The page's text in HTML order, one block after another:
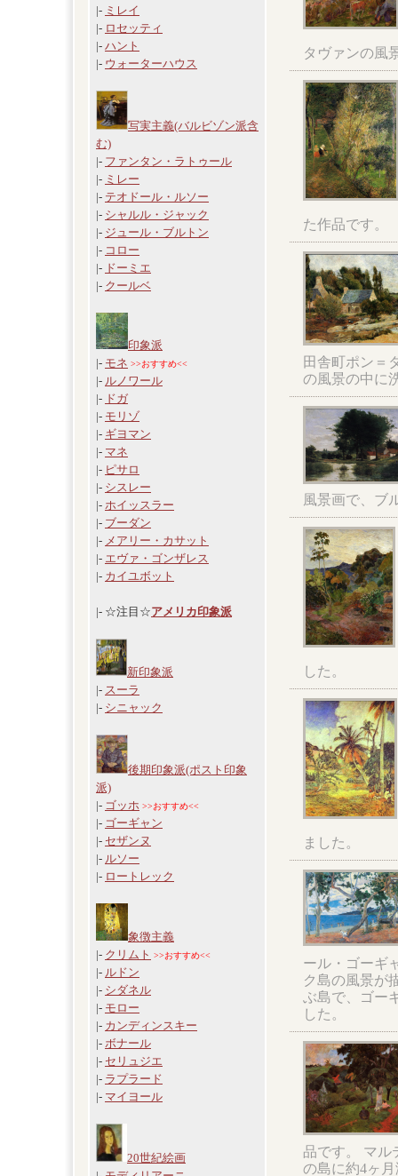
|- ミレイ
|- ロセッティ
|- ハント
|- ウォーターハウス
写実主義(バルビゾン派含
む)
|- ファンタン・ラトゥール
|- ミレー
|- テオドール・ルソー
|- シャルル・ジャック
|- ジュール・ブルトン
|- コロー
|- ドーミエ
|- クールベ
印象派
|- モネ >>おすすめ<<
|- ルノワール
|- ドガ
|- モリゾ
|- ギヨマン
|- マネ
|- ピサロ
|- シスレー
|- ホイッスラー
|- ブーダン
|- メアリー・カサット
|- エヴァ・ゴンザレス
|- カイユボット
|- ☆注目☆アメリカ印象派
新印象派
|- スーラ
|- シニャック
後期印象派(ポスト印象
派)
|- ゴッホ >>おすすめ<<
|- ゴーギャン
|- セザンヌ
|- ルソー
|- ロートレック
象徴主義
|- クリムト >>おすすめ<<
|- ルドン
|- シダネル
|- モロー
|- カンディンスキー
|- ボナール
|- セリュジエ
|- ラプラード
|- マイヨール
20世紀絵画
タヴァンの風
た作品です。
田舎町ポン＝
の風景の中に
風景画で、ブ
した。
ました。
ール・ゴーギ
ク島の風景が
ぶ島で、ゴー
した。
品です。 マル
の島に約4ヶ